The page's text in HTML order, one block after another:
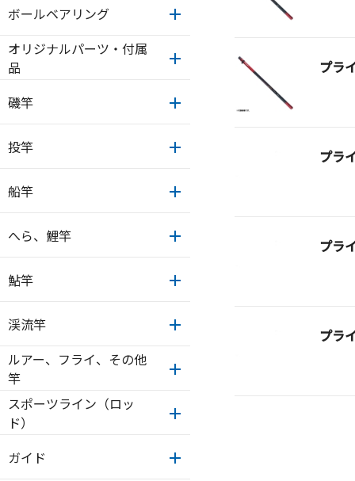
ボールベアリング
オリジナルパーツ・付属
品
磯竿
投竿
船竿
へら、鯉竿
鮎竿
渓流竿
ルアー、フライ、その他
竿
スポーツライン（ロッ
ド）
ガイド
プラ
プラ
プラ
プラ